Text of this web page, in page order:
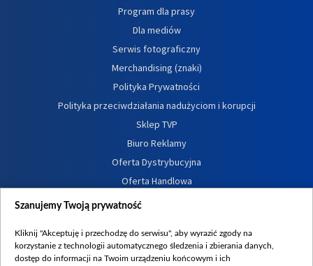
Program dla prasy
Dla mediów
Serwis fotograficzny
Merchandising (znaki)
Polityka Prywatności
Polityka przeciwdziałania nadużyciom i korupcji
Sklep TVP
Biuro Reklamy
Oferta Dystrybucyjna
Oferta Handlowa
Dostępność
Procedura zgłoszeń wewnętrznych
Szanujemy Twoją prywatność
Kliknij "Akceptuję i przechodzę do serwisu", aby wyrazić zgody na
korzystanie z technologii automatycznego śledzenia i zbierania danych,
dostęp do informacji na Twoim urządzeniu końcowym i ich